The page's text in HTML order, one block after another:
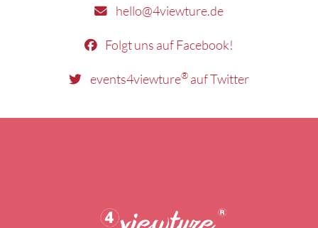
hello@4viewture.de
Folgt uns auf Facebook!
events4viewture®auf Twitter